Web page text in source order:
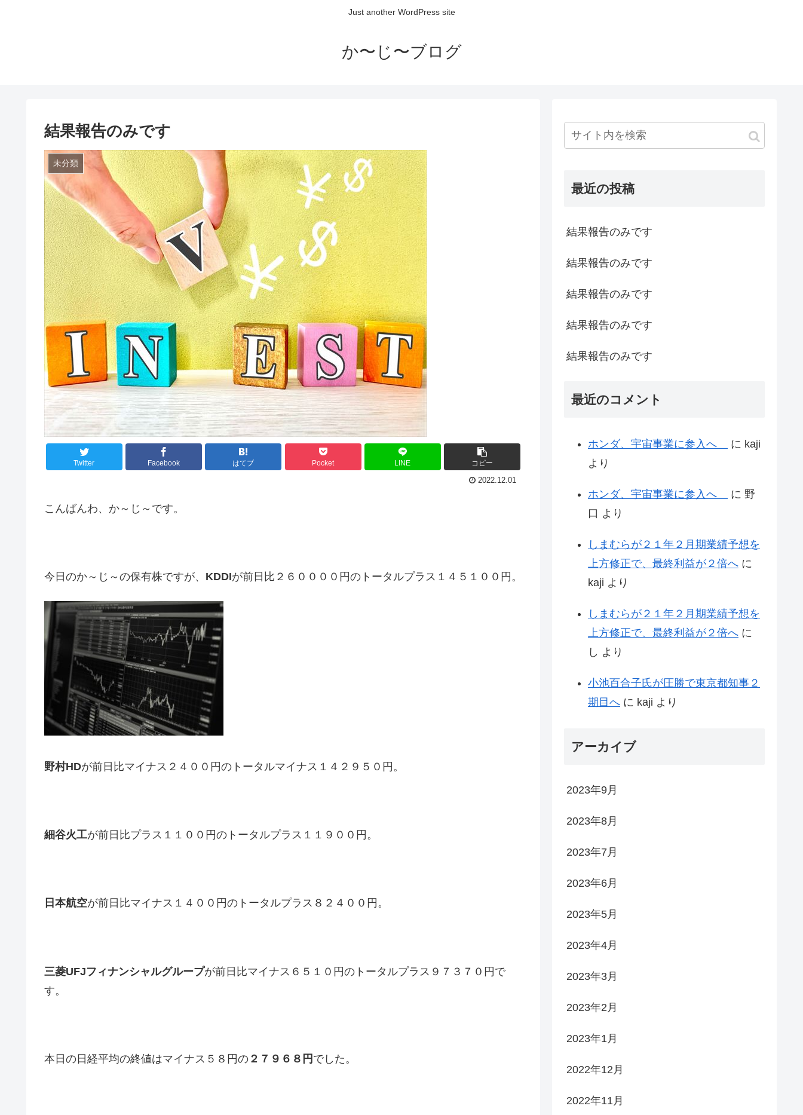
Just another WordPress site
か〜じ〜ブログ
結果報告のみです
未分類
Twitter Facebook はてブ Pocket LINE コピー
2022.12.01
こんばんわ、か～じ～です。
今日のか～じ～の保有株ですが、 KDDIが前日比２６００００円のトータルプラス１４５１００円。
野村HDが前日比マイナス２４００円のトータルマイナス１４２９５０円。
細谷火工が前日比プラス１１００円のトータルプラス１１９００円。
日本航空が前日比マイナス１４００円のトータルプラス８２４００円。
三菱UFJフィナンシャルグループが前日比マイナス６５１０円のトータルプラス９７３７０円で
す。
本日の日経平均の終値はマイナス５８円の ２７９６８円 でした。
最近の投稿
結果報告のみです
結果報告のみです
結果報告のみです
結果報告のみです
結果報告のみです
最近のコメント
ホンダ、宇宙事業に参入へ に kaji
より
ホンダ、宇宙事業に参入へ に 野
口 より
しまむらが２１年２月期業績予想を
上方修正で、最終利益が２倍へ に
kaji より
しまむらが２１年２月期業績予想を
上方修正で、最終利益が２倍へ に
し より
小池百合子氏が圧勝で東京都知事２
期目へ に kaji より
アーカイブ
2023年9月
2023年8月
2023年7月
2023年6月
2023年5月
2023年4月
2023年3月
2023年2月
2023年1月
2022年12月
2022年11月